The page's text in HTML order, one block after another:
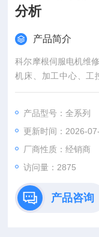
分析
产品简介
科尔摩根伺服电机维
机床、加工中心、工
梯、医疗等各种工控
器维修、驱动器维修
维修、控制器维修、
等。
产品型号：全系列
更新时间：2026-
厂商性质：经销商
访问量：2875
产品咨询